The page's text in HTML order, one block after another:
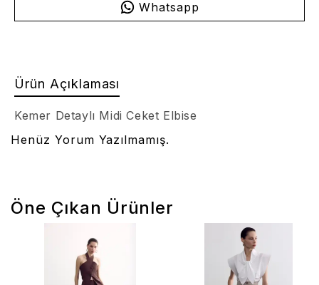
Whatsapp
Ürün Açıklaması
Kemer Detaylı Midi Ceket Elbise
Henüz Yorum Yazılmamış.
Öne Çıkan Ürünler